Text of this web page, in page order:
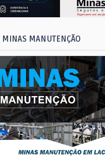
MINAS MANUTENÇÃO